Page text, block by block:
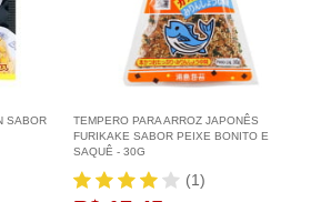
SABOR
TEMPERO PARA ARROZ JAPONÊS
FURIKAKE SABOR PEIXE BONITO E
SAQUÊ - 30G
(1)